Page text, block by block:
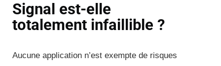
Signal est-elle
totalement infaillible ?
Aucune application n’est exempte de risques